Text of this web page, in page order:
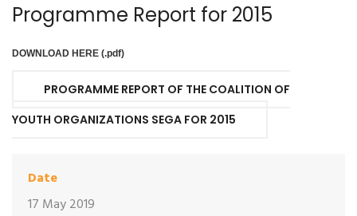
Programme Report for 2015
DOWNLOAD HERE (.pdf)
PROGRAMME REPORT OF THE COALITION OF
YOUTH ORGANIZATIONS SEGA FOR 2015
Date
17 May 2019